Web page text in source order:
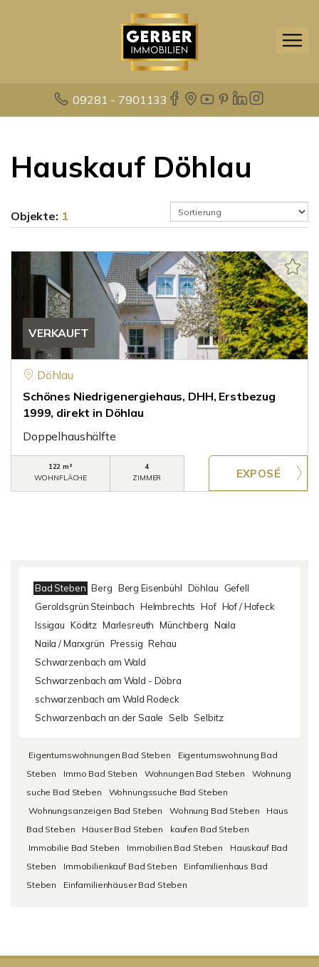
09281 - 7901133
Hauskauf Döhlau
Objekte: 1
VERKAUFT
Döhlau
Schönes Niedrigenergiehaus, DHH, Erstbezug
1999, direkt in Döhlau
Doppelhaushälfte
122 m²
WOHNFLÄCHE
4
ZIMMER
Bad Steben Berg Berg Eisenbühl Döhlau
Gefell
Geroldsgrün Steinbach Helmbrechts Hof Hof / Hofeck
Issigau Köditz Marlesreuth Münchberg Naila
Naila / Marxgrün Pressig Rehau
Schwarzenbach am Wald
Schwarzenbach am Wald - Döbra
schwarzenbach am Wald Rodeck
Schwarzenbach an der Saale Selb Selbitz
Eigentumswohnungen Bad Steben
Eigentumswohnung Bad
Steben
Immo Bad Steben Wohnungen Bad Steben
Wohnung
suche Bad Steben
Wohnungssuche Bad Steben
Wohnungsanzeigen Bad Steben
Wohnung Bad Steben
Haus
Bad Steben
Häuser Bad Steben
kaufen Bad Steben
Immobilie Bad Steben
Immobilien Bad Steben
Hauskauf Bad
Steben
Immobilienkauf Bad Steben
Einfamilienhaus Bad
Steben
Einfamilienhäuser Bad Steben